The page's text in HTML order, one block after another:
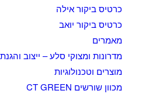
כרטיס ביקור אילה
כרטיס ביקור יואב
מאמרים
מדרונות ומצוקי סלע – ייצוב
מוצרים וטכנולוגיות
מכוון שורשים CT GREEN